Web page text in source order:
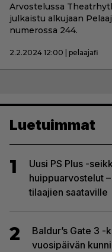
Arvostelussa
julkaistu alkujaan
numerossa 244.
2.2.2024 12:00 | pelaajafi
Luetuimmat
1
Uusi PS Plus -
huippuarvostelut
tilaajien saataville
2
Baldur’s Gate 3
vuosipäivän